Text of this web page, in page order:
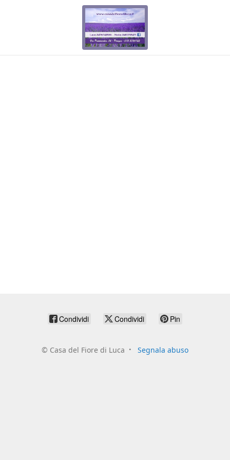
Condividi Condividi Pin
© Casa del Fiore di Luca Segnala abuso